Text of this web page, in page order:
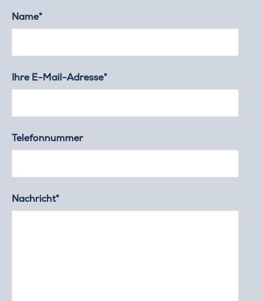
Name*
Ihre E-Mail-Adresse*
Telefonnummer
Nachricht*